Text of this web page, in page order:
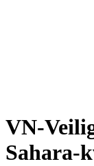
VN-
Sahara-